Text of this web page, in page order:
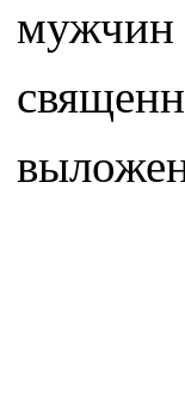
мужчин